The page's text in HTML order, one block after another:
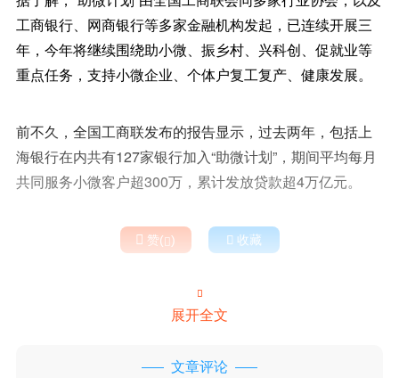
工商银行、网商银行等多家金融机构发起，已连续开展三
年，今年将继续围绕助小微、振乡村、兴科创、促就业等
重点任务，支持小微企业、个体户复工复产、健康发展。
前不久，全国工商联发布的报告显示，过去两年，包括上
海银行在内共有127家银行加入“助微计划”，期间平均每月
共同服务小微客户超300万，累计发放贷款超4万亿元。
 赞()  收藏

展开全文
文章评论